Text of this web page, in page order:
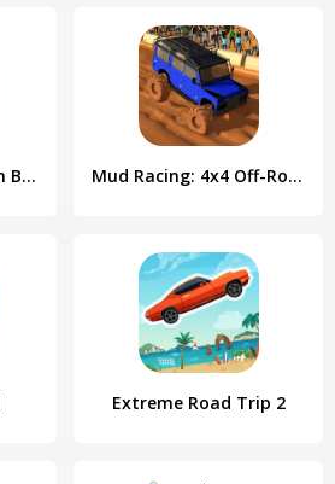
Age of Revenge: Turn Based RPG Mud Racing: 4х4 Off-Road
Extreme Road Trip 2